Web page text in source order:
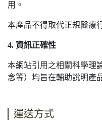
用。
本產品不得取代正規醫療
4. 資訊正確性
本網站引用之相關科學理
念等）均旨在輔助說明產
運送方式